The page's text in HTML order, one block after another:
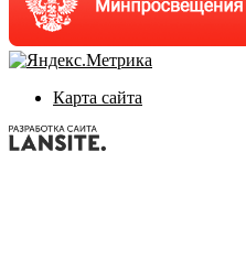
Карта сайта